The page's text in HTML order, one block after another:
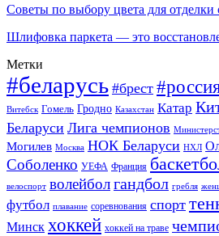
Советы по выбору цвета для отделки
Шлифовка паркета — это
Метки
#беларусь #брест
Витебск Гомель Гродно Казахстан Катар
Беларуси Лига чемпионов
Могилев Москва НОК Беларуси НХЛ
Соболенко УЕФА Франция
велоспорт волейболгандбол гребля
футбол плавание соревнования спорт
Минск хоккей хоккей на траве